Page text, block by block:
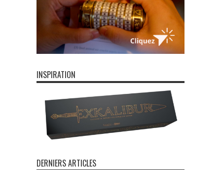
INSPIRATION
DERNIERS ARTICLES